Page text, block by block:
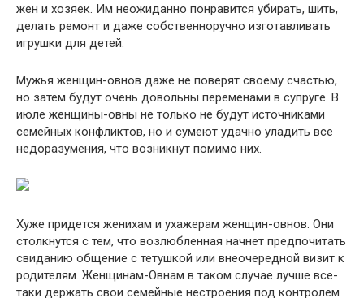
жен и хозяек. Им неожиданно понравится убирать, шить,
делать ремонт и даже собственноручно изготавливать
игрушки для детей.
Мужья женщин-овнов даже не поверят своему счастью,
но затем будут очень довольны переменами в супруге. В
июле женщины-овны не только не будут источниками
семейных конфликтов, но и сумеют удачно уладить все
недоразумения, что возникнут помимо них.
Хуже придется женихам и ухажерам женщин-овнов. Они
столкнутся с тем, что возлюбленная начнет предпочитать
свиданию общение с тетушкой или внеочередной визит к
родителям. Женщинам-Овнам в таком случае лучше все-
таки держать свои семейные нестроения под контролем